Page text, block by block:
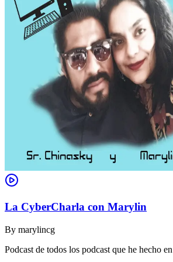
La CyberCharla con Marylin
By marylincg
Podcast de todos los podcast que he hecho